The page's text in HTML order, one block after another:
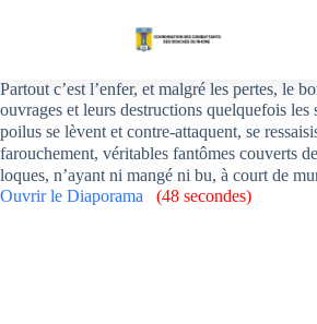
Partout c’est l’enfer, et malgré les pertes, le
ouvrages et leurs destructions quelquefois les
poilus se lèvent et contre-attaquent, se
farouchement, véritables fantômes couverts
loques, n’ayant ni mangé ni bu, à court de
Ouvrir le Diaporama (48 secondes)